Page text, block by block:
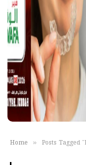
Home » Posts Tagged